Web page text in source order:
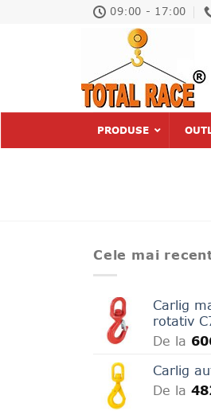
09:00 - 17:00
PRODUSE
Cele mai
Carlig
rotativ
De la
Carlig
De la